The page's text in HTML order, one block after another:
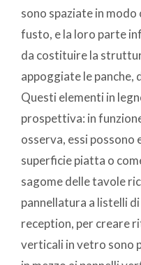
sono spaziate in modo
fusto, e la loro parte
da costituire la
appoggiate le panche,
Questi elementi in
prospettiva: in
osserva, essi possono
superficie piatta o
sagome delle tavole
pannellatura a listelli
reception, per creare
verticali in vetro sono